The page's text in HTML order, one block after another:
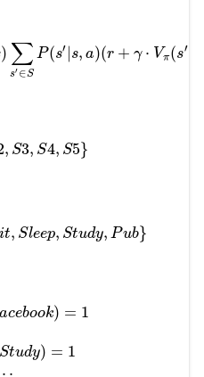
) ∑
s′ ∈S
P(s′ s, a)(r + γ ⋅ Vπ(s′
, S3, S4, S5}
t, Sleep, Study, Pub}
acebook) = 1
Study) = 1
. .